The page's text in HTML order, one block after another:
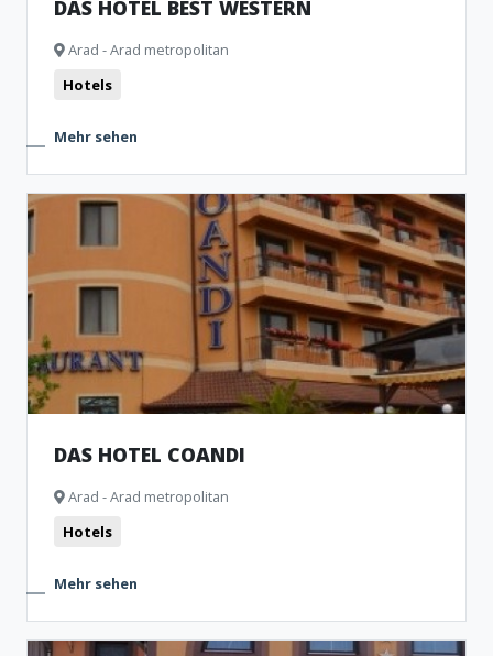
DAS HOTEL BEST WESTERN
Arad - Arad metropolitan
Hotels
Mehr sehen
DAS HOTEL COANDI
Arad - Arad metropolitan
Hotels
Mehr sehen